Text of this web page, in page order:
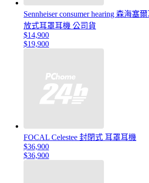
Sennheiser consumer hearing 森海塞
放式耳罩耳機 公司貨
$14,900
$19,900
FOCAL Celestee 封閉式 耳罩耳機
$36,900
$36,900